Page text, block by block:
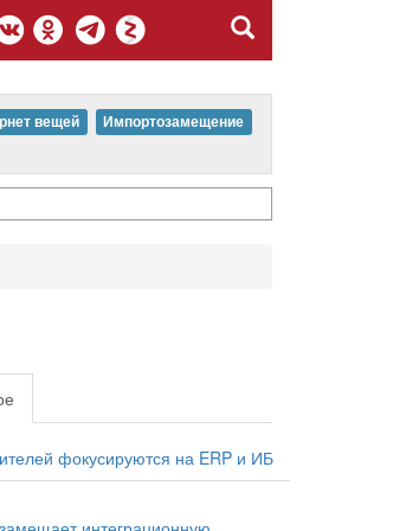
вещей
Импортозамещение
фокусируются на ERP и ИБ